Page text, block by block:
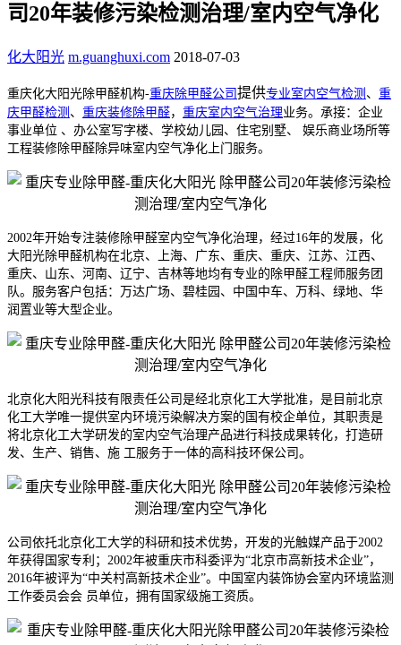
司20年装修污染检测治理/室内空气净化
化大阳光 m.guanghuxi.com 2018-07-03
重庆化大阳光除甲醛机构-重庆除甲醛公司 提供专业室内空气检测 、 重
庆甲醛检测 、 重庆装修除甲醛， 重庆室内空气治理业务。承接：企业
事业单位 、办公室写字楼、学校幼儿园、住宅别墅、 娱乐商业场所等
工程装修除甲醛除异味室内空气净化上门服务。
2002年开始专注装修除甲醛室内空气净化治理，经过16年的发展，化
大阳光除甲醛机构在北京、上海、广东、重庆、重庆、江苏、江西、
重庆、山东、河南、辽宁、吉林等地均有专业的除甲醛工程师服务团
队。 服务客户包括：万达广场、碧桂园、中国中车、万科、绿地、华
润置业等大型企业。
北京化大阳光科技有限责任公司是经北京化工大学批准，是目前北京
化工大学唯一提供室内环境污染解决方案的国有校企单位，其职责是
将北京化工大学研发的室内空气治理产品进行科技成果转化，打造研
发、生产、销售、施 工服务于一体的高科技环保公司。
公司依托北京化工大学的科研和技术优势，开发的光触媒产品于2002
年获得国家专利；2002年被重庆市科委评为“北京市高新技术企业”，
2016年被评为“中关村高新技术企业”。中国室内装饰协会室内环境监测
工作委员会会 员单位，拥有国家级施工资质。